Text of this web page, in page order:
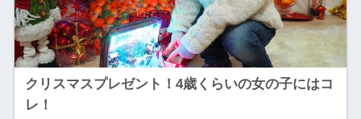
クリスマスプレゼント！4歳くらいの女の子にはコ
レ！